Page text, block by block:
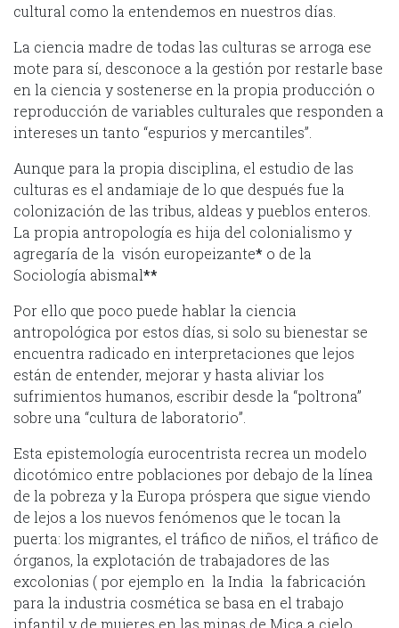
cultural como la entendemos en nuestros días.
La ciencia madre de todas las culturas se arroga ese
mote para sí, desconoce a la gestión por restarle base
en la ciencia y sostenerse en la propia producción o
reproducción de variables culturales que responden a
intereses un tanto “espurios y mercantiles”.
Aunque para la propia disciplina, el estudio de las
culturas es el andamiaje de lo que después fue la
colonización de las tribus, aldeas y pueblos enteros.
La propia antropología es hija del colonialismo y
agregaría de la visón europeizante* o de la
Sociología abismal**
Por ello que poco puede hablar la ciencia
antropológica por estos días, si solo su bienestar se
encuentra radicado en interpretaciones que lejos
están de entender, mejorar y hasta aliviar los
sufrimientos humanos, escribir desde la “poltrona”
sobre una “cultura de laboratorio”.
Esta epistemología eurocentrista recrea un modelo
dicotómico entre poblaciones por debajo de la línea
de la pobreza y la Europa próspera que sigue viendo
de lejos a los nuevos fenómenos que le tocan la
puerta: los migrantes, el tráfico de niños, el tráfico de
órganos, la explotación de trabajadores de las
excolonias ( por ejemplo en la India la fabricación
para la industria cosmética se basa en el trabajo
infantil y de mujeres en las minas de Mica a cielo